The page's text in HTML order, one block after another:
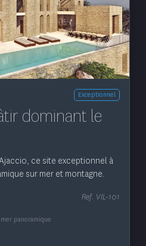
le bien
Exceptionnel
dominant le
ce site exceptionnel à
sur mer et montagne.
Ref. VIL-101
panoramique